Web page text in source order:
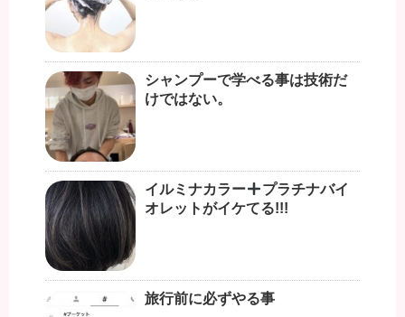
シャンプーで学べる事は技術だ
けではない。
イルミナカラー
プラチナバイ
オレットがイケてる!!!
旅行前に必ずやる事